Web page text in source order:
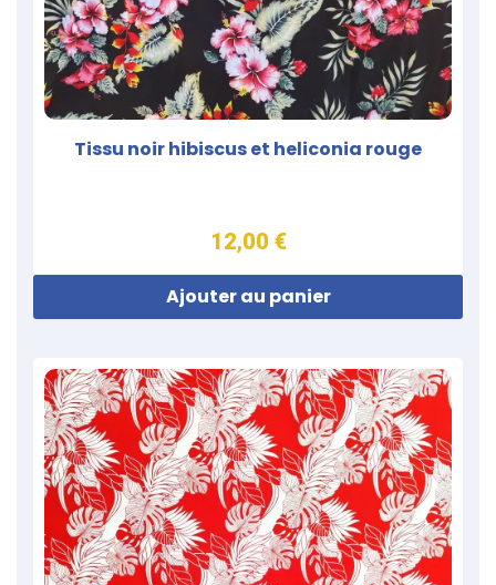
Tissu noir hibiscus et heliconia rouge
12,00 €
Ajouter au panier